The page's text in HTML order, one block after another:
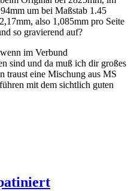
um bei Maßstab 1.45
also 1,085mm pro Seite
so gravierend auf?
im Verbund
sind und da muß ich dir großes
traust eine Mischung aus MS
mit dem sichtlich guten